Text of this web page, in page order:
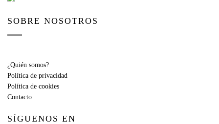
SOBRE NOSOTROS
¿Quién somos?
Política de privacidad
Política de cookies
Contacto
SÍGUENOS EN